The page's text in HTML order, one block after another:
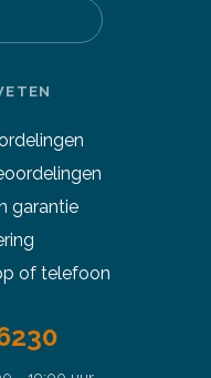
garantie
of telefoon